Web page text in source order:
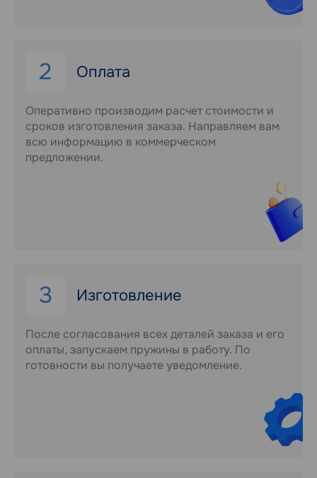
2 Оплата
Оперативно производим расчет стоимости и
сроков изготовления заказа. Направляем вам
всю информацию в коммерческом
предложении.
3 Изготовление
После согласования всех деталей заказа и его
оплаты, запускаем пружины в работу. По
готовности вы получаете уведомление.